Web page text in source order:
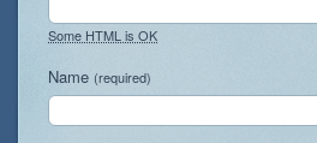
Some HTML is OK
Name (required)